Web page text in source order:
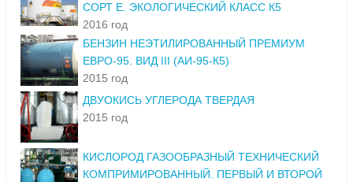
СОРТ Е. ЭКОЛОГИЧЕСКИЙ КЛАСС К5
2016 год
БЕНЗИН НЕЭТИЛИРОВАННЫЙ ПРЕМИУМ
ЕВРО-95. ВИД III (АИ-95-К5)
2015 год
ДВУОКИСЬ УГЛЕРОДА ТВЕРДАЯ
2015 год
КИСЛОРОД ГАЗООБРАЗНЫЙ ТЕХНИЧЕСКИЙ
КОМПРИМИРОВАННЫЙ. ПЕРВЫЙ И ВТОРОЙ